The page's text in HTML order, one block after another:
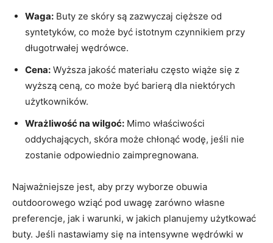
Waga: Buty ze skóry są zazwyczaj cięższe od
syntetyków, co może być istotnym czynnikiem przy
długotrwałej wędrówce.
Cena: Wyższa jakość materiału często wiąże się z
wyższą ceną, co może być barierą dla niektórych
użytkowników.
Wrażliwość na wilgoć: Mimo właściwości
oddychających, skóra może chłonąć wodę, jeśli nie
zostanie odpowiednio zaimpregnowana.
Najważniejsze jest, aby przy wyborze obuwia
outdoorowego wziąć pod uwagę zarówno własne
preferencje, jak i warunki, w jakich planujemy użytkować
buty. Jeśli nastawiamy się na intensywne wędrówki w